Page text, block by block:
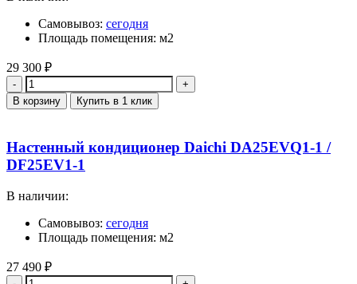
Самовывоз: сегодня
Площадь помещения: м2
29 300 ₽
Количество
В корзину Купить в 1 клик
Настенный кондиционер Daichi DA25EVQ1-1 /
DF25EV1-1
В наличии:
Самовывоз: сегодня
Площадь помещения: м2
27 490 ₽
Количество